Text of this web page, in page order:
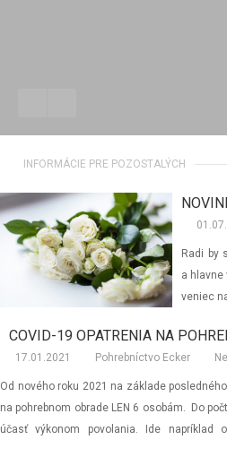
INFORMÁCIE PRE POZOSTALÝCH
Radi by
a
veniec
stránke
COVID-19 OPATRENIA NA
17.01.2021 Pohrebníctvo Ecker
Od nového roku 2021 na základe
na pohrebnom obrade LEN 6 osobám. Do
účasť výkonom povolania. Ide napríklad